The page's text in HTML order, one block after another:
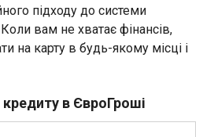
підходу до системи
вам не хватає фінансів,
на карту в будь-якому місці і
в ЄвроГроші